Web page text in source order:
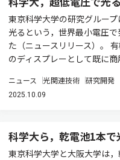
東京科学大学の研究グルー
光るという，世界最小電圧
た（ニュースリリース）。
のディスプレーとして既に商
ニュース 光関連技術 研究開発
2025.10.09
科学大ら，乾電池1本
東京科学大学と大阪大学は